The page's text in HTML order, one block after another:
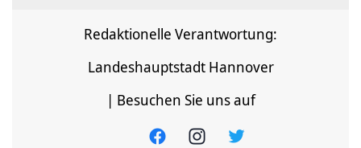
Redaktionelle Verantwortung:
Landeshauptstadt Hannover
| Besuchen Sie uns auf